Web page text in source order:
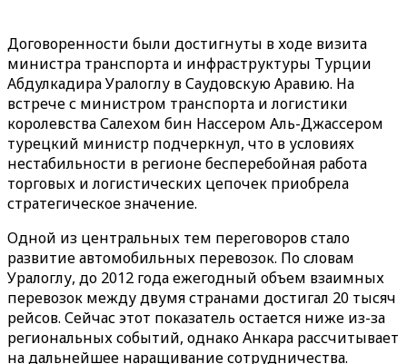
Договоренности были достигнуты в ходе визита
министра транспорта и инфраструктуры Турции
Абдулкадира Уралоглу в Саудовскую Аравию. На
встрече с министром транспорта и логистики
королевства Салехом бин Нассером Аль-Джассером
турецкий министр подчеркнул, что в условиях
нестабильности в регионе бесперебойная работа
торговых и логистических цепочек приобрела
стратегическое значение.
Одной из центральных тем переговоров стало
развитие автомобильных перевозок. По словам
Уралоглу, до 2012 года ежегодный объем взаимных
перевозок между двумя странами достигал 20 тысяч
рейсов. Сейчас этот показатель остается ниже из-за
региональных событий, однако Анкара рассчитывает
на дальнейшее наращивание сотрудничества.